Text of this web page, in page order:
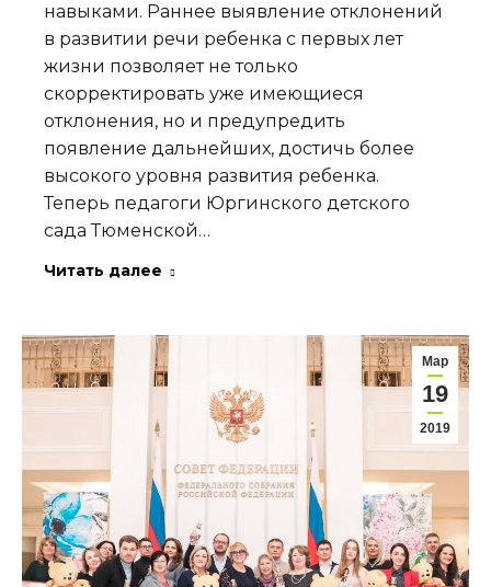
навыками. Раннее выявление отклонений
в развитии речи ребенка с первых лет
жизни позволяет не только
скорректировать уже имеющиеся
отклонения, но и предупредить
появление дальнейших, достичь более
высокого уровня развития ребенка.
Теперь педагоги Юргинского детского
сада Тюменской…
Читать далее
Мар
19
2019